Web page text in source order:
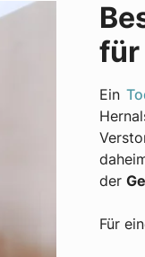
für
Ein
der
Für